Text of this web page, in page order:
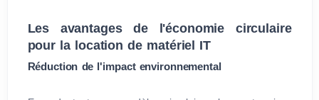
Les avantages de l'économie circulaire
pour la location de matériel IT
Réduction de l'impact environnemental